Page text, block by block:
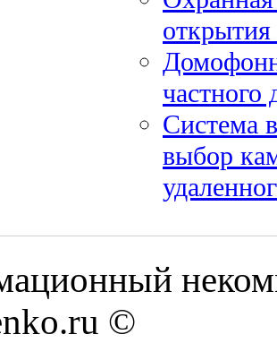
Система
выбор
©